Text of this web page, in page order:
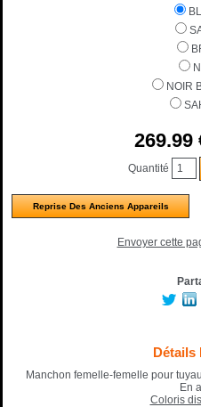
NOIR
269.99
Quantité
Reprise Des Anciens Appareils
Envoyer cette
Détails
Manchon femelle-femelle pour
En
Coloris